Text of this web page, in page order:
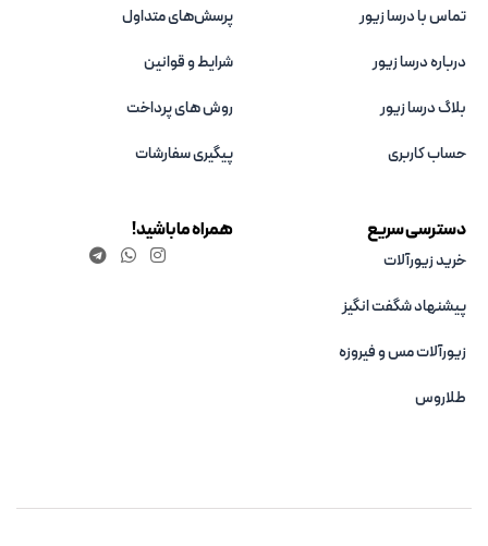
تماس با درسا زیور
درباره درسا زیور
بلاگ درسا زیور
حساب کاربری
پرسش‌های متداول
شرایط و قوانین
روش های پرداخت
پیگیری سفارشات
دسترسی سریع
خرید زیورآلات
پیشنهاد شگفت انگیز
زیورآلات مس و فیروزه‌
طلاروس
همراه ما باشید!